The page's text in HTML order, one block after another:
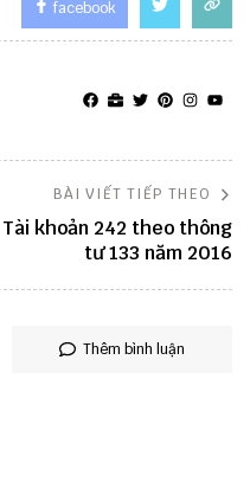
facebook
BÀI VIẾT TIẾP THEO
Tài khoản 242 theo thông
tư 133 năm 2016
Thêm bình luận